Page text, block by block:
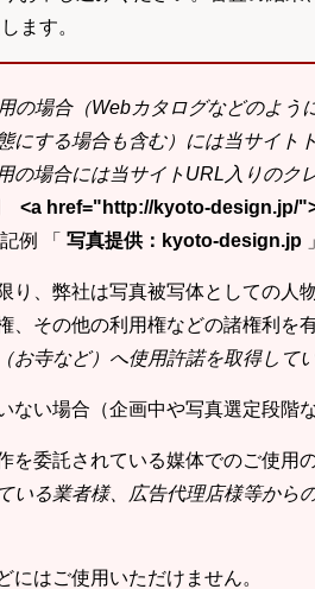
ます。
の場合（Webカタログなどのよう
にする場合も含む）には当サイト
の場合には当サイトURL入りのク
<a href="http://kyoto-design.jp/
例 「 写真提供：kyoto-design.jp 」
り、弊社は写真被写体としての人
、その他の利用権などの諸権利を
お寺など）へ使用許諾を取得して
い場合（企画中や写真選定段階
委託されている媒体でのご使用の
いる業者様、広告代理店様等から
はご使用いただけません。